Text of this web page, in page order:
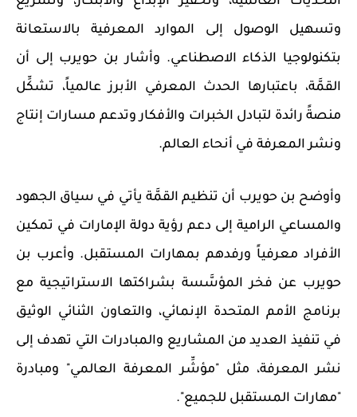
وتسهيل الوصول إلى الموارد المعرفية بالاستعانة
بتكنولوجيا الذكاء الاصطناعي. وأشار بن حويرب إلى أن
القمَّة، باعتبارها الحدث المعرفي الأبرز عالمياً، تشكِّل
منصةً رائدة لتبادل الخبرات والأفكار وتدعم مسارات إنتاج
ونشر المعرفة في أنحاء العالم.
وأوضح بن حويرب أن تنظيم القمَّة يأتي في سياق الجهود
والمساعي الرامية إلى دعم رؤية دولة الإمارات في تمكين
الأفراد معرفياً ورفدهم بمهارات المستقبل. وأعرب بن
حويرب عن فخر المؤسَّسة بشراكتها الاستراتيجية مع
برنامج الأمم المتحدة الإنمائي، والتعاون الثنائي الوثيق
في تنفيذ العديد من المشاريع والمبادرات التي تهدف إلى
نشر المعرفة، مثل "مؤشِّر المعرفة العالمي" ومبادرة
"مهارات المستقبل للجميع".